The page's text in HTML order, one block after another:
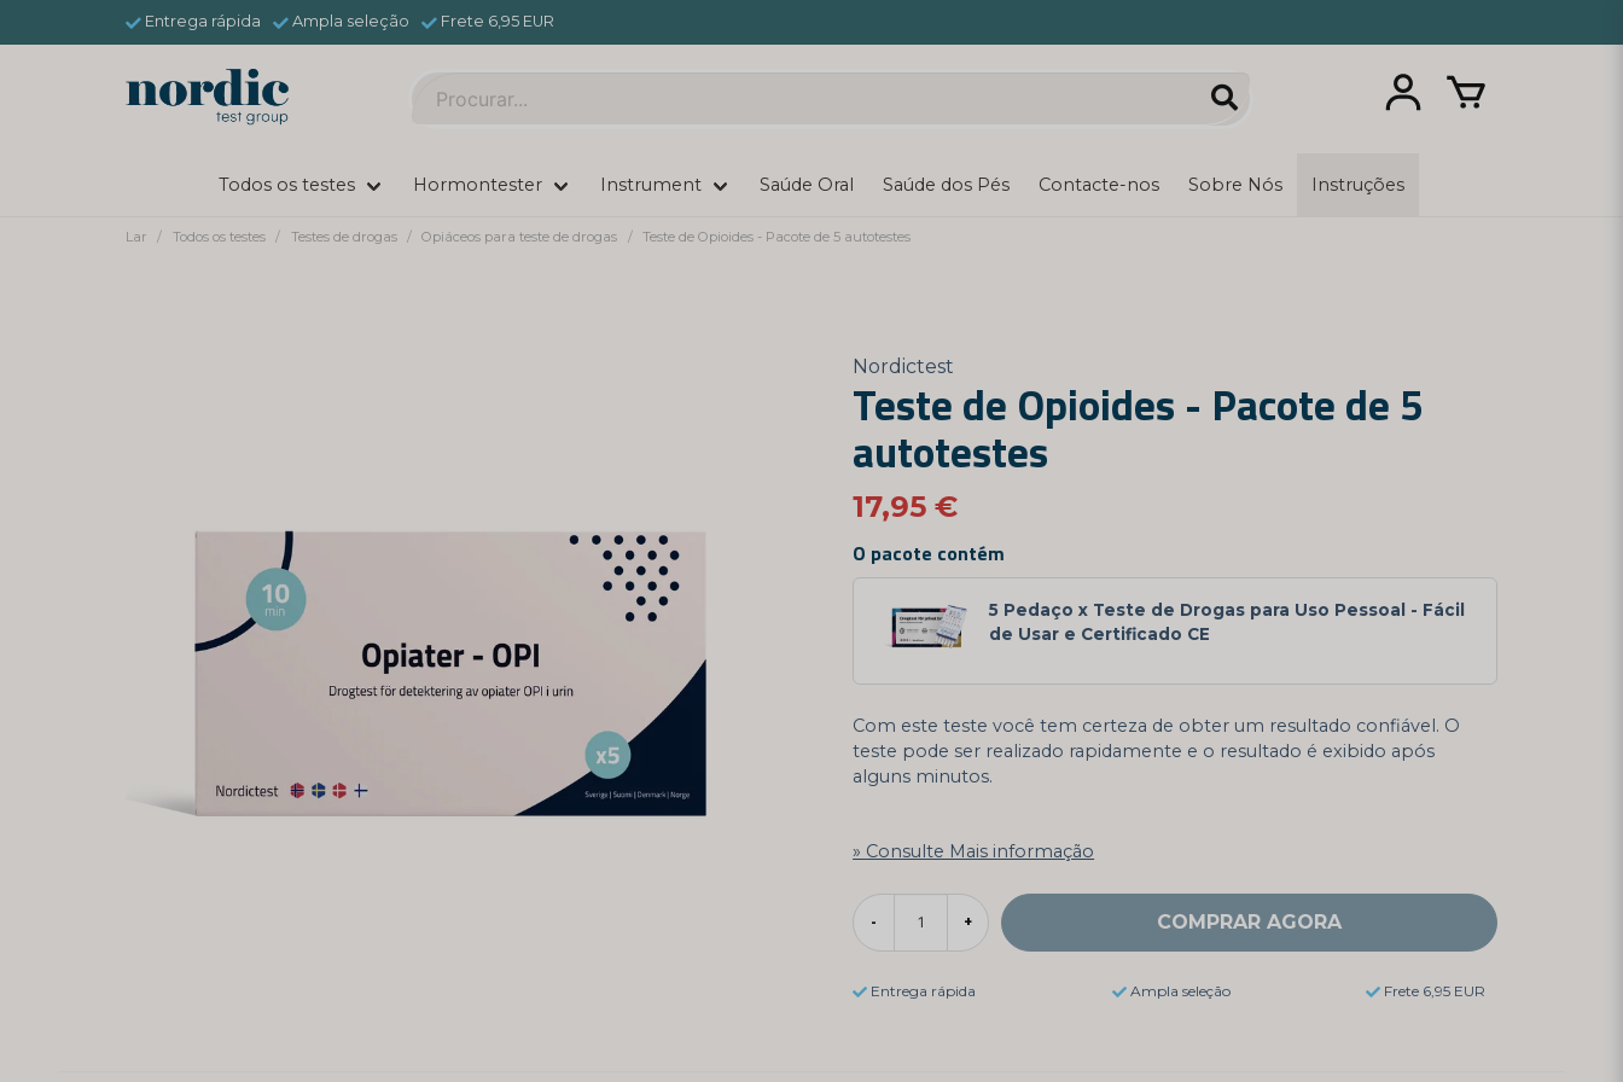
Entrega rápida Ampla seleção Frete 6,95 EUR
Todos os testes Hormontester Instrument Saúde Oral Saúde dos Pés Contacte-nos Sobre Nós Instruções
Lar Todos os testes Testes de drogas Opiáceos para teste de drogas Teste de Opioides - Pacote de 5 autotestes
Nordictest
Teste de Opioides - Pacote de 5
autotestes
17,95 €
O pacote contém
5 Pedaço x Teste de Drogas para Uso Pessoal - Fácil
de Usar e Certificado CE
Com este teste você tem certeza de obter um resultado confiável. O
teste pode ser realizado rapidamente e o resultado é exibido após
alguns minutos.
Consulte Mais informação
- + COMPRAR AGORA
Entrega rápida Ampla seleção Frete 6,95 EUR